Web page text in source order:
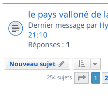
le pays valloné de
Dernier message par
21:10
Réponses : 1
Nouveau sujet
254 sujets Page 1
1 2